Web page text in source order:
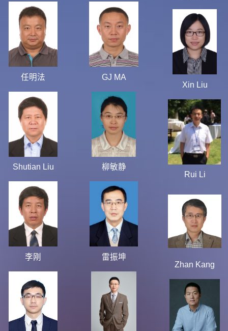
任明法
GJ MA
Xin Liu
Shutian Liu
柳敏静
Rui Li
李刚
雷振坤
Zhan Kang